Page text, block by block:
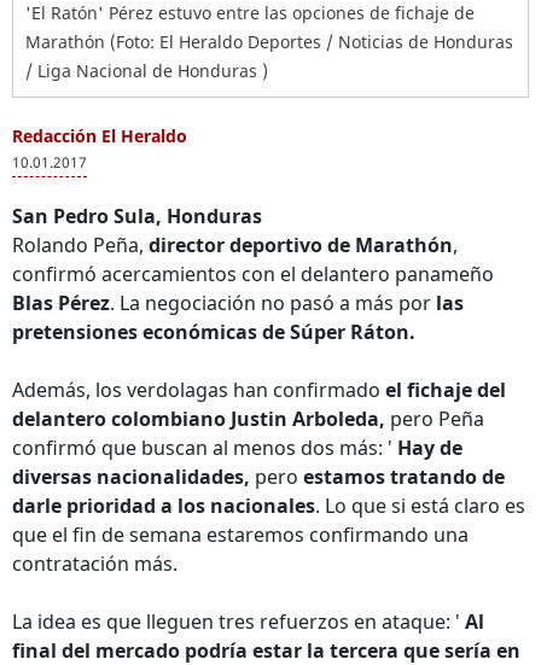
'El Ratón' Pérez estuvo entre las opciones de fichaje de
Marathón (Foto: El Heraldo Deportes / Noticias de Honduras
/ Liga Nacional de Honduras )
Redacción El Heraldo
10.01.2017
San Pedro Sula, Honduras
Rolando Peña, director deportivo de Marathón,
confirmó acercamientos con el delantero panameño
Blas Pérez. La negociación no pasó a más por las
pretensiones económicas de Súper Ráton.
Además, los verdolagas han confirmado el fichaje del
delantero colombiano Justin Arboleda, pero Peña
confirmó que buscan al menos dos más: ' Hay de
diversas nacionalidades, pero estamos tratando de
darle prioridad a los nacionales. Lo que si está claro es
que el fin de semana estaremos confirmando una
contratación más.
La idea es que lleguen tres refuerzos en ataque: ' Al
final del mercado podría estar la tercera que sería en